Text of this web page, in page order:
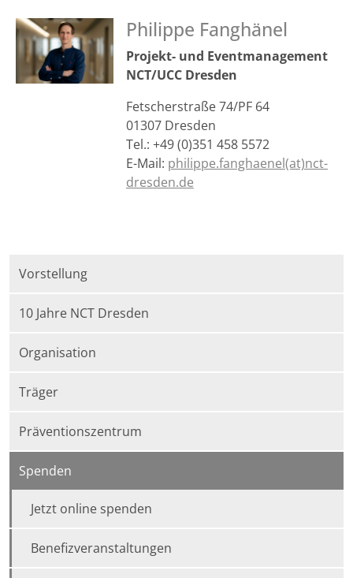
Philippe Fanghänel
Projekt- und Eventmanagement
NCT/UCC Dresden
Fetscherstraße 74/PF 64
01307 Dresden
Tel.: +49 (0)351 458 5572
E-Mail: philippe.fanghaenel(at)nct-
dresden.de
Vorstellung
10 Jahre NCT Dresden
Organisation
Träger
Präventionszentrum
Spenden
Jetzt online spenden
Benefizveranstaltungen